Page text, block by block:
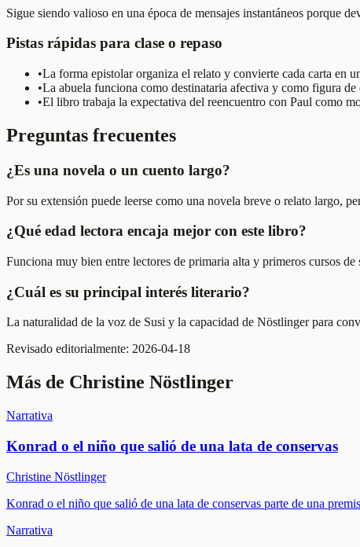
Sigue siendo valioso en una época de mensajes instantáneos porque
Pistas rápidas para clase o repaso
•La forma epistolar organiza el relato y convierte cada carta en
•La abuela funciona como destinataria afectiva y como figura
•El libro trabaja la expectativa del reencuentro con Paul como
Preguntas frecuentes
¿Es una novela o un cuento largo?
Por su extensión puede leerse como una novela breve o relato largo,
¿Qué edad lectora encaja mejor con este libro?
Funciona muy bien entre lectores de primaria alta y primeros cursos
¿Cuál es su principal interés literario?
La naturalidad de la voz de Susi y la capacidad de Nöstlinger para
Revisado editorialmente: 2026-04-18
Más de Christine Nöstlinger
Narrativa
Konrad o el niño que salió de una lata de conservas
Christine Nöstlinger
Konrad o el niño que salió de una lata de conservas parte de una
Narrativa